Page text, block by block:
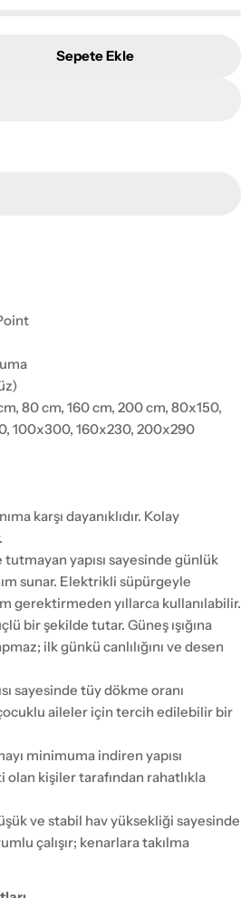
JN09A Salon Halısı Adetini
Jardin JN09A Salon Halısı
Sepete Ekle
80 cm, 160 cm, 200 cm, 80x150,
100x300, 160x230, 200x290
karşı dayanıklıdır. Kolay
tutmayan yapısı sayesinde günlük
sunar. Elektrikli süpürgeyle
gerektirmeden yıllarca kullanılabilir.
bir şekilde tutar. Güneş ışığına
ilk günkü canlılığını ve desen
sayesinde tüy dökme oranı
aileler için tercih edilebilir bir
minimuma indiren yapısı
kişiler tarafından rahatlıkla
ve stabil hav yüksekliği sayesinde
çalışır; kenarlara takılma